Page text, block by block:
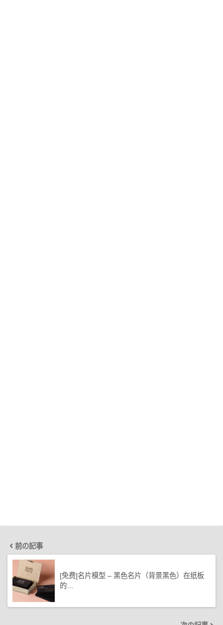
前の記事
[免费]名片模型 – 黑色名片（背景黑色）在纸板
的…